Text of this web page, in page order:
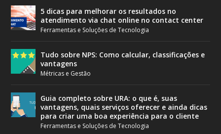
5 dicas para melhorar os resultados no
atendimento via chat online no contact center
Ferramentas e Soluções de Tecnologia
Tudo sobre NPS: Como calcular, classificações e
vantagens
Métricas e Gestão
Guia completo sobre URA: o que é, suas
vantagens, quais serviços oferecer e ainda dicas
para criar uma boa experiência para o cliente
Ferramentas e Soluções de Tecnologia